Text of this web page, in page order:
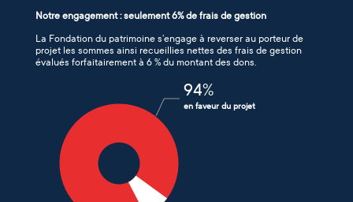
Notre engagement : seulement 6% de frais de gestion
La Fondation du patrimoine s’engage à reverser au porteur de
projet les sommes ainsi recueillies nettes des frais de gestion
évalués forfaitairement à 6 % du montant des dons.
94%
en faveur du projet